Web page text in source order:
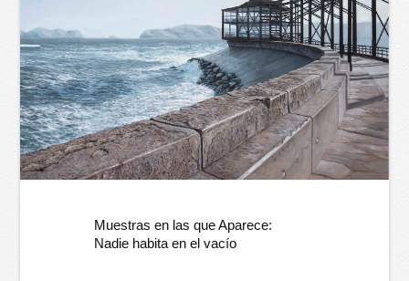
Muestras en las que Aparece:
Nadie habita en el vacío